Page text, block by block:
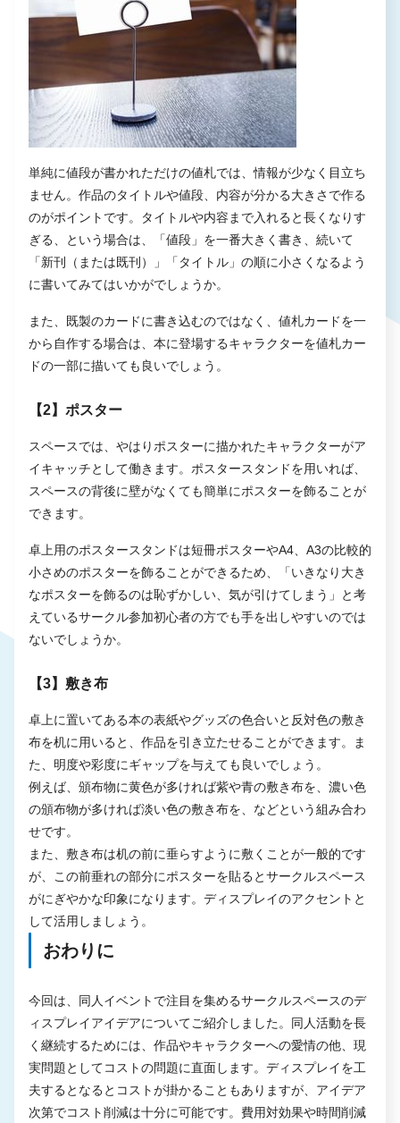
単純に値段が書かれただけの値札では、情報が少なく目立ち
ません。作品のタイトルや値段、内容が分かる大きさで作る
のがポイントです。タイトルや内容まで入れると長くなりす
ぎる、という場合は、「値段」を一番大きく書き、続いて
「新刊（または既刊）」「タイトル」の順に小さくなるよう
に書いてみてはいかがでしょうか。
また、既製のカードに書き込むのではなく、値札カードを一
から自作する場合は、本に登場するキャラクターを値札カー
ドの一部に描いても良いでしょう。
【2】ポスター
スペースでは、やはりポスターに描かれたキャラクターがア
イキャッチとして働きます。ポスタースタンドを用いれば、
スペースの背後に壁がなくても簡単にポスターを飾ることが
できます。
卓上用のポスタースタンドは短冊ポスターやA4、A3の比較的
小さめのポスターを飾ることができるため、「いきなり大き
なポスターを飾るのは恥ずかしい、気が引けてしまう」と考
えているサークル参加初心者の方でも手を出しやすいのでは
ないでしょうか。
【3】敷き布
卓上に置いてある本の表紙やグッズの色合いと反対色の敷き
布を机に用いると、作品を引き立たせることができます。ま
た、明度や彩度にギャップを与えても良いでしょう。
例えば、頒布物に黄色が多ければ紫や青の敷き布を、濃い色
の頒布物が多ければ淡い色の敷き布を、などという組み合わ
せです。
また、敷き布は机の前に垂らすように敷くことが一般的です
が、この前垂れの部分にポスターを貼るとサークルスペース
がにぎやかな印象になります。ディスプレイのアクセントと
して活用しましょう。
おわりに
今回は、同人イベントで注目を集めるサークルスペースのデ
ィスプレイアイデアについてご紹介しました。同人活動を長
く継続するためには、作品やキャラクターへの愛情の他、現
実問題としてコストの問題に直面します。ディスプレイを工
夫するとなるとコストが掛かることもありますが、アイデア
次第でコスト削減は十分に可能です。費用対効果や時間削減